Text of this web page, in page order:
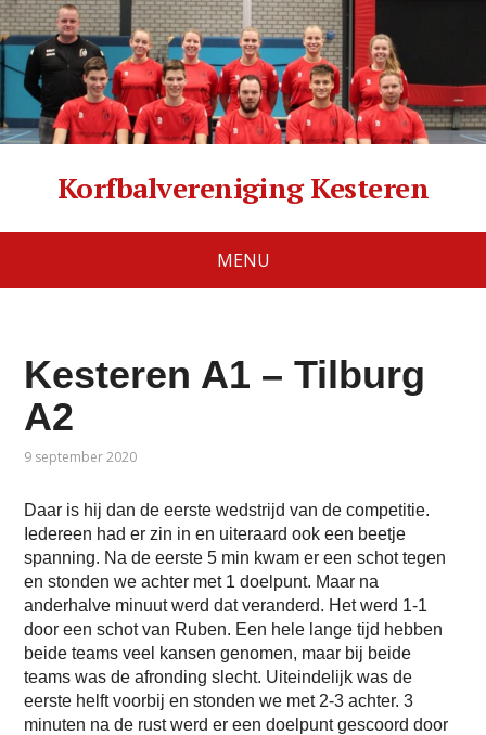
Korfbalvereniging Kesteren
MENU
Kesteren A1 – Tilburg
A2
9 september 2020
Daar is hij dan de eerste wedstrijd van de competitie.
Iedereen had er zin in en uiteraard ook een beetje
spanning. Na de eerste 5 min kwam er een schot tegen
en stonden we achter met 1 doelpunt. Maar na
anderhalve minuut werd dat veranderd. Het werd 1-1
door een schot van Ruben. Een hele lange tijd hebben
beide teams veel kansen genomen, maar bij beide
teams was de afronding slecht. Uiteindelijk was de
eerste helft voorbij en stonden we met 2-3 achter. 3
minuten na de rust werd er een doelpunt gescoord door